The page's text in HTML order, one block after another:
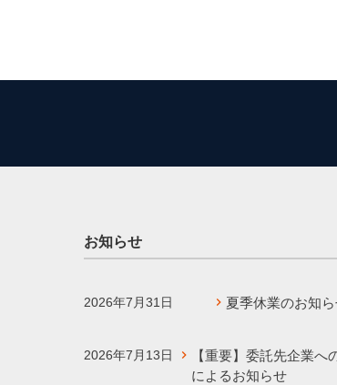
お知らせ
2026年7月31日 夏季休業のお知
2026年7月13日
【重要】委託先企業へ
によるお知らせ